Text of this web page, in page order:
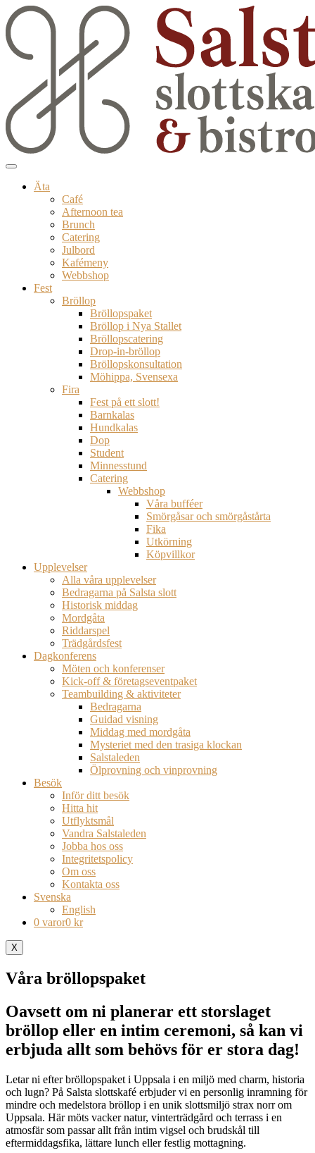
Äta
Café
Afternoon tea
Brunch
Catering
Julbord
Kafémeny
Webbshop
Fest
Bröllop
Bröllopspaket
Bröllop i Nya Stallet
Bröllopscatering
Drop-in-bröllop
Bröllopskonsultation
Möhippa, Svensexa
Fira
Fest på ett slott!
Barnkalas
Hundkalas
Dop
Student
Minnesstund
Catering
Webbshop
Våra bufféer
Smörgåsar och smörgåstårta
Fika
Utkörning
Köpvillkor
Upplevelser
Alla våra upplevelser
Bedragarna på Salsta slott
Historisk middag
Mordgåta
Riddarspel
Trädgårdsfest
Dagkonferens
Möten och konferenser
Kick-off & företagseventpaket
Teambuilding & aktiviteter
Bedragarna
Guidad visning
Middag med mordgåta
Mysteriet med den trasiga klockan
Salstaleden
Ölprovning och vinprovning
Besök
Inför ditt besök
Hitta hit
Utflyktsmål
Vandra Salstaleden
Jobba hos oss
Integritetspolicy
Om oss
Kontakta oss
Svenska
English
0 varor0 kr
X
Våra bröllopspaket
Oavsett om ni planerar ett storslaget
bröllop eller en intim ceremoni, så kan vi
erbjuda allt som behövs för er stora dag!
Letar ni efter bröllopspaket i Uppsala i en miljö med charm, historia
och lugn? På Salsta slottskafé erbjuder vi en personlig inramning för
mindre och medelstora bröllop i en unik slottsmiljö strax norr om
Uppsala. Här möts vacker natur, vinterträdgård och terrass i en
atmosfär som passar allt från intim vigsel och brudskål till
eftermiddagsfika, lättare lunch eller festlig mottagning.